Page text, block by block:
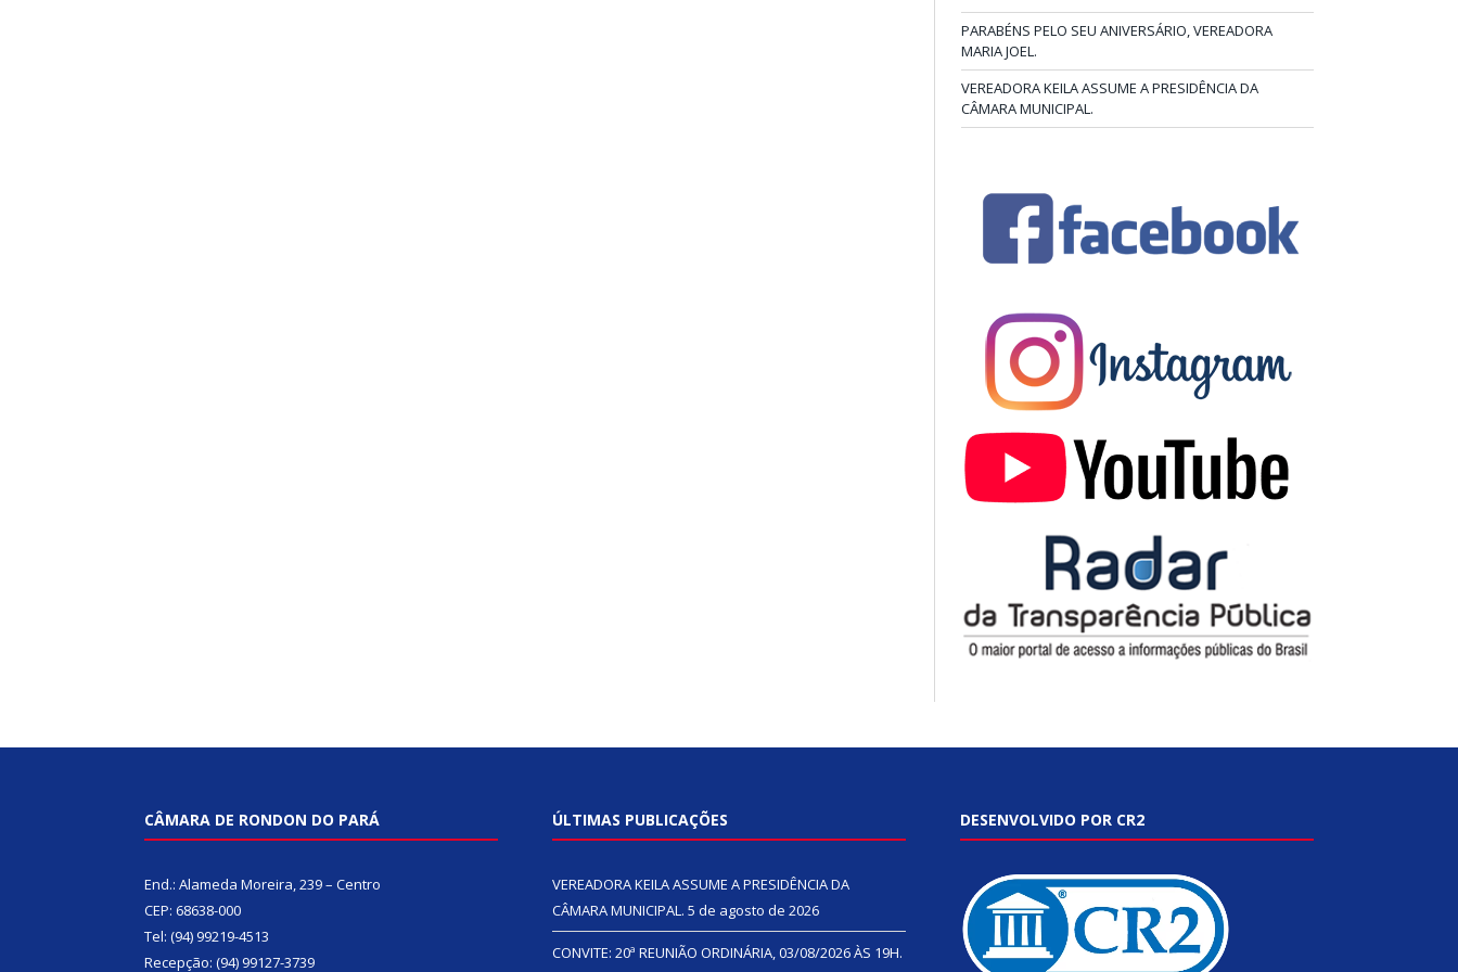
PARABÉNS PELO SEU ANIVERSÁRIO, VEREADORA
MARIA JOEL.
VEREADORA KEILA ASSUME A PRESIDÊNCIA DA
CÂMARA MUNICIPAL.
CÂMARA DE RONDON DO PARÁ
End.: Alameda Moreira, 239 – Centro
CEP: 68638-000
Tel: (94) 99219-4513
Recepção: (94) 99127-3739
ÚLTIMAS PUBLICAÇÕES
VEREADORA KEILA ASSUME A PRESIDÊNCIA DA
CÂMARA MUNICIPAL. 5 de agosto de 2026
CONVITE: 20ª REUNIÃO ORDINÁRIA, 03/08/2026 ÀS 19H.
DESENVOLVIDO POR CR2